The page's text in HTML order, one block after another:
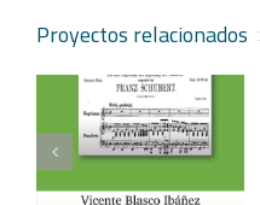
Proyectos relacionados
Vicente Blasco Ibáñez,
Hugo de Moncada